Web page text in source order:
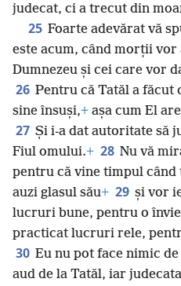
judecat, ci a trecut din
25 Foarte adevărat vă
este acum, când morții
Dumnezeu și cei care vor
26 Pentru că Tatăl a făcut
sine însuși,+ așa cum El
27 Și i-a dat autoritate să
Fiul omului.+ 28 Nu vă
pentru că vine timpul
auzi glasul său+ 29 și vor
lucruri bune, pentru o
practicat lucruri rele,
30 Eu nu pot face nimic
aud de la Tatăl, iar